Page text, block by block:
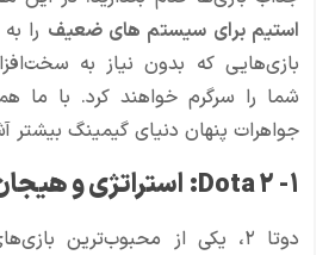
استیم برای سیستم های ضعیف را
بازی‌هایی که بدون نیاز به
شما را سرگرم خواهند کرد. با ما
جواهرات پنهان دنیای گیمینگ بیشتر
1- Dota 2
: استراتژی و
دوتا ۲، یکی از محبوب‌ترین